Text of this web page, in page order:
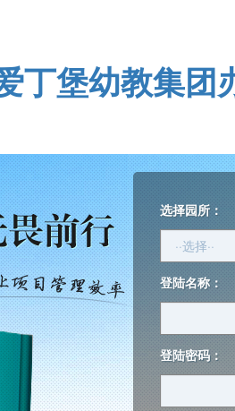
丁堡幼教集团
选择园所：
登陆名称：
登陆密码：